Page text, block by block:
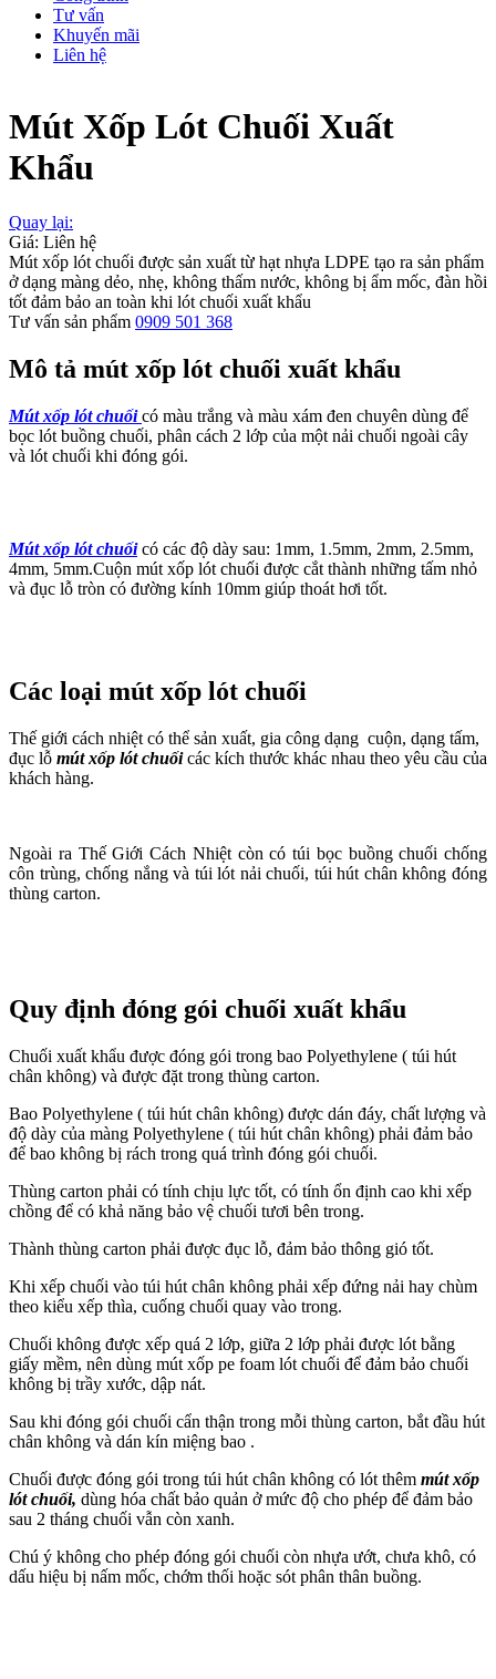
Tư vấn
Khuyến mãi
Liên hệ
Mút Xốp Lót Chuối Xuất
Khẩu
Quay lại:
Giá: Liên hệ
Mút xốp lót chuối được sản xuất từ hạt nhựa LDPE tạo ra sản phẩm
ở dạng màng dẻo, nhẹ, không thấm nước, không bị ẩm mốc, đàn hồi
tốt đảm bảo an toàn khi lót chuối xuất khẩu
Tư vấn sản phẩm 0909 501 368
Mô tả mút xốp lót chuối xuất khẩu
Mút xốp lót chuối có màu trắng và màu xám đen chuyên dùng để
bọc lót buồng chuối, phân cách 2 lớp của một nải chuối ngoài cây
và lót chuối khi đóng gói.
Mút xốp lót chuốicó các độ dày sau: 1mm, 1.5mm, 2mm, 2.5mm,
4mm, 5mm.Cuộn mút xốp lót chuối được cắt thành những tấm nhỏ
và đục lỗ tròn có đường kính 10mm giúp thoát hơi tốt.
Các loại mút xốp lót chuối
Thế giới cách nhiệt có thể sản xuất, gia công dạng cuộn, dạng tấm,
đục lỗ mút xốp lót chuốicác kích thước khác nhau theo yêu cầu của
khách hàng.
Ngoài ra Thế Giới Cách Nhiệt còn có túi bọc buồng chuối chống
côn trùng, chống nắng và túi lót nải chuối, túi hút chân không đóng
thùng carton.
Quy định đóng gói chuối xuất khẩu
Chuối xuất khẩu được đóng gói trong bao Polyethylene ( túi hút
chân không) và được đặt trong thùng carton.
Bao Polyethylene ( túi hút chân không) được dán đáy, chất lượng và
độ dày của màng Polyethylene ( túi hút chân không) phải đảm bảo
để bao không bị rách trong quá trình đóng gói chuối.
Thùng carton phải có tính chịu lực tốt, có tính ổn định cao khi xếp
chồng để có khả năng bảo vệ chuối tươi bên trong.
Thành thùng carton phải được đục lỗ, đảm bảo thông gió tốt.
Khi xếp chuối vào túi hút chân không phải xếp đứng nải hay chùm
theo kiểu xếp thìa, cuống chuối quay vào trong.
Chuối không được xếp quá 2 lớp, giữa 2 lớp phải được lót bằng
giấy mềm, nên dùng mút xốp pe foam lót chuối để đảm bảo chuối
không bị trầy xước, dập nát.
Sau khi đóng gói chuối cẩn thận trong mỗi thùng carton, bắt đầu hút
chân không và dán kín miệng bao .
Chuối được đóng gói trong túi hút chân không có lót thêm mút xốp
lót chuối, dùng hóa chất bảo quản ở mức độ cho phép để đảm bảo
sau 2 tháng chuối vẫn còn xanh.
Chú ý không cho phép đóng gói chuối còn nhựa ướt, chưa khô, có
dấu hiệu bị nấm mốc, chớm thối hoặc sót phân thân buồng.